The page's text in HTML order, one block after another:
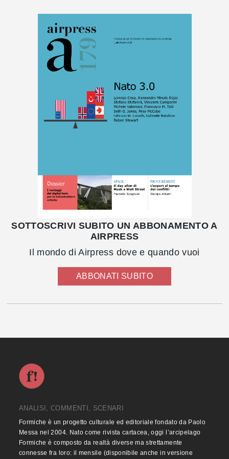
SOTTOSCRIVI SUBITO UN ABBONAMENTO A
AIRPRESS
Il mondo di Airpress dove e quando vuoi
ABBONATI SUBITO
ANALISI, COMMENTI, SCENARI
Formiche è un progetto culturale ed editoriale fondato da Paolo
Messa nel 2004. Nato come rivista cartacea, oggi l’arcipelago
Formiche è composto da realtà diverse ma strettamente
connesse fra loro: il mensile (disponibile anche in versione